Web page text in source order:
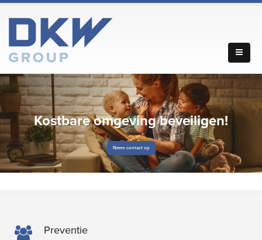
Kostbare omgeving beveiligen!
Neem contact op
Preventie